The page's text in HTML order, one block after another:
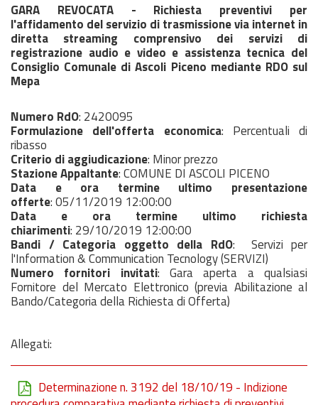
GARA REVOCATA - Richiesta preventivi per
l'affidamento del servizio di trasmissione via internet in
diretta streaming comprensivo dei servizi di
registrazione audio e video e assistenza tecnica del
Consiglio Comunale di Ascoli Piceno mediante RDO sul
Mepa
Numero RdO: 2420095
Formulazione dell'offerta economica: Percentuali di
ribasso
Criterio di aggiudicazione: Minor prezzo
Stazione Appaltante: COMUNE DI ASCOLI PICENO
Data e ora termine ultimo presentazione
offerte: 05/11/2019 12:00:00
Data e ora termine ultimo richiesta
chiarimenti: 29/10/2019 12:00:00
Bandi / Categoria oggetto della RdO: Servizi per
l'Information & Communication Tecnology (SERVIZI)
Numero fornitori invitati: Gara aperta a qualsiasi
Fornitore del Mercato Elettronico (previa Abilitazione al
Bando/Categoria della Richiesta di Offerta)
Allegati:
Determinazione n. 3192 del 18/10/19 - Indizione